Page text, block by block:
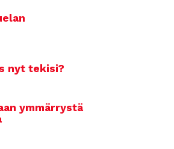
nyt tekisi?
ymmärrystä